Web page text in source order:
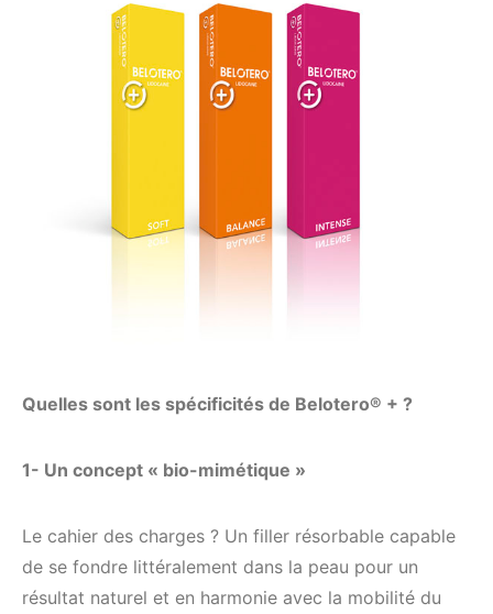
Quelles sont les spécificités de Belotero® + ?
1- Un concept « bio-mimétique »
Le cahier des charges ? Un filler résorbable capable
de se fondre littéralement dans la peau pour un
résultat naturel et en harmonie avec la mobilité du